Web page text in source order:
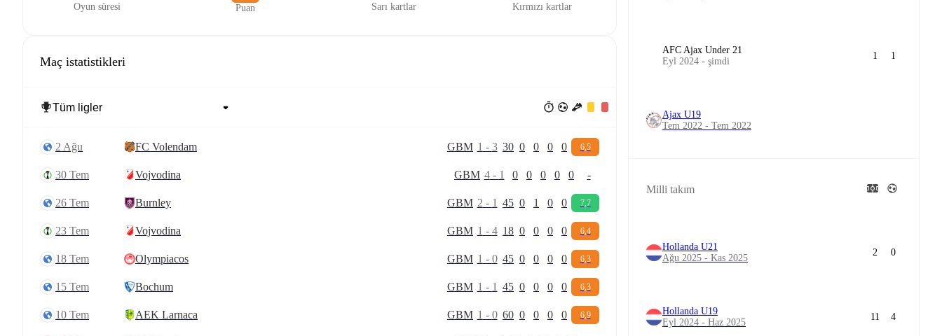
Oyun süresi Puan Sarı kartlar Kırmızı kartlar
Maç istatistikleri
2 Ağu FC Volendam GBM 1 - 3 30 0 0 0 0 6,5
30 Tem Vojvodina GBM 4- 1 0 0 0 0 0 -
26 Tem Burnley GBM 2 - 1 45 0 1 0 0 7,7
23 Tem Vojvodina GBM 1 - 4 18 0 0 0 0 6,4
18 Tem Olympiacos GBM 1 - 0 45 0 0 0 0 6,3
15 Tem Bochum GBM 1 - 1 45 0 0 0 0 6,3
10 Tem AEK Larnaca GBM 1 - 0 60 0 0 0 0 6,9
AFC Ajax Under 21
Eyl 2024 - şimdi
1 1
Ajax U19
Tem 2022 - Tem 2022
Milli takım
Hollanda U21
Ağu 2025 - Kas 2025
2 0
Hollanda U19
Eyl 2024 - Haz 2025
11 4